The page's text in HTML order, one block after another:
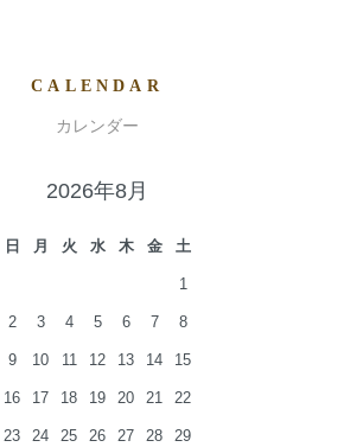
CALENDAR
カレンダー
2026年8月
日 月 火 水 木 金 土
1
2 3 4 5 6 7 8
9 10 11 12 13 14 15
16 17 18 19 20 21 22
23 24 25 26 27 28 29